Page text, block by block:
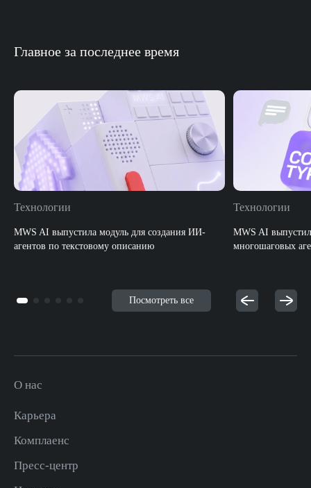
Главное за последнее время
Технологии
MWS AI выпустила модуль для создания ИИ-
агентов по текстовому описанию
Технологии
MWS AI
многошаговых
Посмотреть все
О нас
Карьера
Комплаенс
Пресс-центр